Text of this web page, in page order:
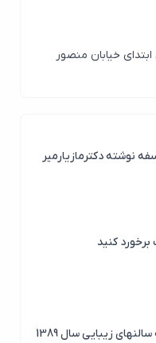
خیابان منصور
دکترمازیارمیر
کنید
سال 1389